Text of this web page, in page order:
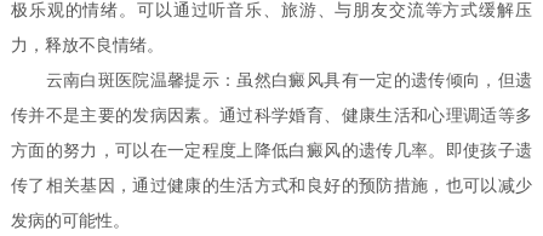
极乐观的情绪。可以通过听音乐、旅游、与朋友交流等方式缓解压
力，释放不良情绪。
云南白斑医院温馨提示：虽然白癜风具有一定的遗传倾向，但遗
传并不是主要的发病因素。通过科学婚育、健康生活和心理调适等多
方面的努力，可以在一定程度上降低白癜风的遗传几率。即使孩子遗
传了相关基因，通过健康的生活方式和良好的预防措施，也可以减少
发病的可能性。